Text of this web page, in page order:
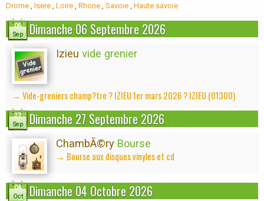
Drome Isere Loire Rhone Savoie Haute savoie
06
Sep
Dimanche 06 Septembre 2026
Izieu vide grenier
→ Vide-greniers champ?tre ? IZIEU 1er mars 2026 ? IZIEU (01300)
27
Sep
Dimanche 27 Septembre 2026
ChambÃ©ry Bourse
→ Bourse aux disques vinyles et cd
04
Oct
Dimanche 04 Octobre 2026